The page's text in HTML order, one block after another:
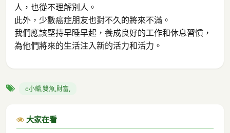
人，也從不理解別人。
此外，少數癌症朋友也對不久的將來不滿。
我們應該堅持早睡早起，養成良好的工作和休息習慣，
為他們將來的生活注入新的活力和活力。
c小編,雙魚,財富,
大家在看